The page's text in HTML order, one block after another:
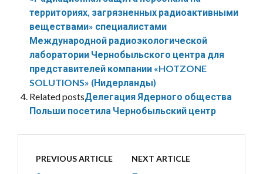
территориях, загрязненных радиоактивными
веществами» специалистами
Международной радиоэкологической
лаборатории Чернобыльского центра для
представителей компании «HOTZONE
SOLUTIONS» (Нидерланды)
Related postsДелегация Ядерного общества
Польши посетила Чернобыльский центр
PREVIOUS ARTICLE NEXT ARTICLE